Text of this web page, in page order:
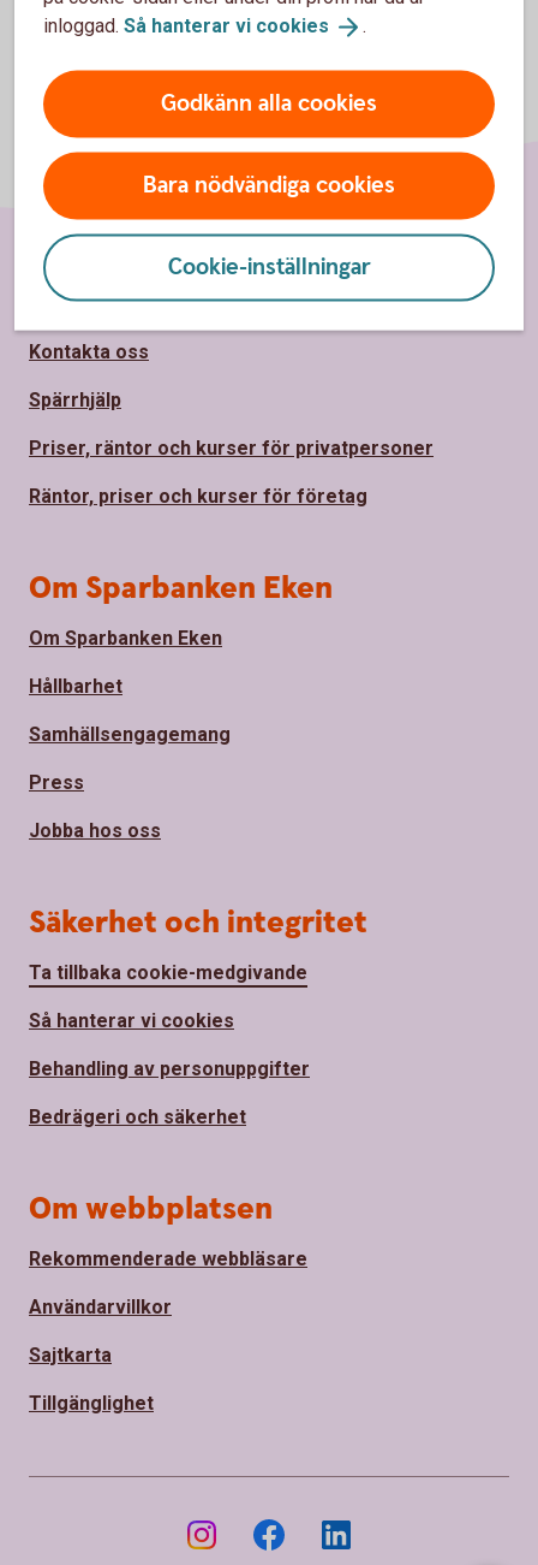
inloggad. Så hanterar vi cookies .
Godkänn alla cookies
Bara nödvändiga cookies
Cookie-inställningar
Sidfot
Hitta snabbt
Kontakta oss
Spärrhjälp
Priser, räntor och kurser för privatpersoner
Räntor, priser och kurser för företag
Om Sparbanken Eken
Om Sparbanken Eken
Hållbarhet
Samhällsengagemang
Press
Jobba hos oss
Säkerhet och integritet
Ta tillbaka cookie-medgivande
Så hanterar vi cookies
Behandling av personuppgifter
Bedrägeri och säkerhet
Om webbplatsen
Rekommenderade webbläsare
Användarvillkor
Sajtkarta
Tillgänglighet